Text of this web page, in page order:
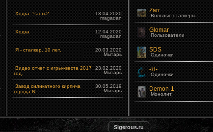
Ходка. Часть2.
13.04.2020
magadan
Ходка
12.04.2020
magadan
Я - сталкер. 10 лет.
20.03.2020
Мытарь
Видео отчет с игры-квеста 2017
год.
23.02.2020
Мытарь
Завод силикатного кирпича
города N
30.05.2019
Мытарь
Zarr
Вольные сталкеры
Glomar
Пользователи
SDS
Одиночки
-Я-
Одиночки
Demon-1
Монолит
Sigerous.ru